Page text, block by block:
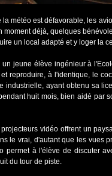
moment déjà, quelques
un local adapté et y loger la
reproduire, à l'identique, le
industrielle, ayant obtenu sa
huit mois, bien aidé par
le vrai, d'autant que les vues
permet à l'élève de discuter
du tour de piste.